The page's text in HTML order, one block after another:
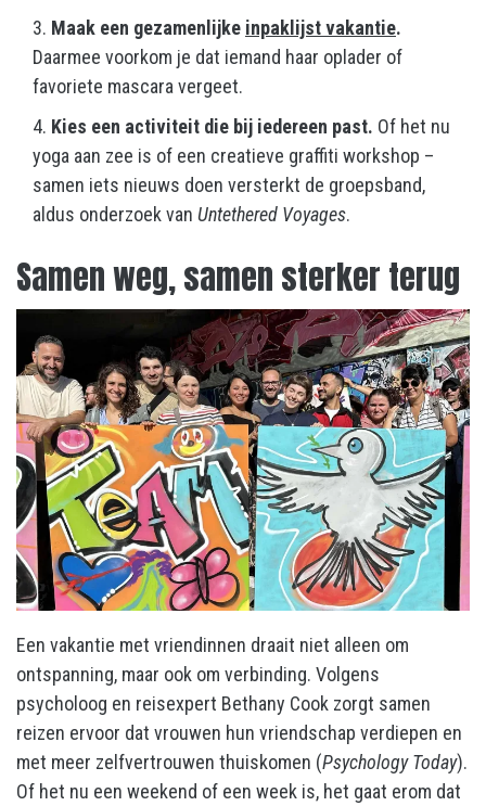
Maak een gezamenlijke inpaklijst vakantie.
Daarmee voorkom je dat iemand haar oplader of
favoriete mascara vergeet.
Kies een activiteit die bij iedereen past. Of het nu
yoga aan zee is of een creatieve graffiti workshop –
samen iets nieuws doen versterkt de groepsband,
aldus onderzoek van Untethered Voyages.
Samen weg, samen sterker terug
Een vakantie met vriendinnen draait niet alleen om
ontspanning, maar ook om verbinding. Volgens
psycholoog en reisexpert Bethany Cook zorgt samen
reizen ervoor dat vrouwen hun vriendschap verdiepen en
met meer zelfvertrouwen thuiskomen (Psychology Today).
Of het nu een weekend of een week is, het gaat erom dat